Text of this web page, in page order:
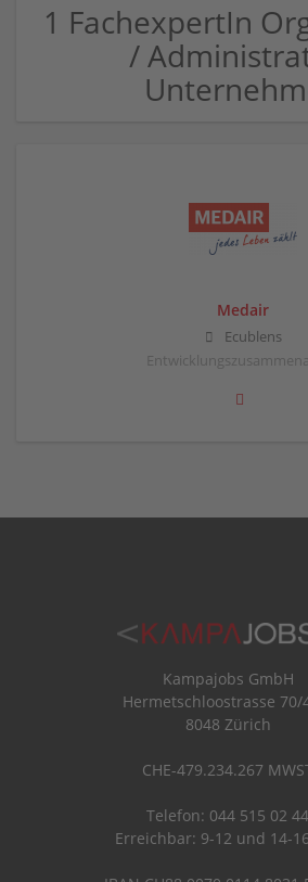
1 FachexpertIn
/
Medair
Ecublens
Kampajobs GmbH
Hermetschloostrasse 70/
8048 Zürich
CHE-479.234.267
Telefon: 044 515 02 44
Erreichbar: 9-12 und 14-